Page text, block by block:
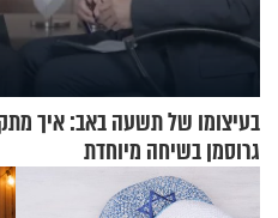
בעיצומו של תשעה באב: איך
גרוסמן בשיחה מיוחדת